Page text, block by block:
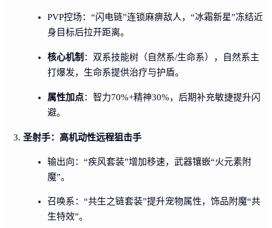
PVP控场：“闪电链”连锁麻痹敌人，“冰霜新星”冻结近
身目标后拉开距离。
核心机制 ：双系技能树（自然系/生命系），自然系主
打爆发，生命系提供治疗与护盾。
属性加点：智力70%+精神30%，后期补充敏捷提升闪
避。
圣射手：高机动性远程狙击手
输出向：“疾风套装”增加移速，武器镶嵌“火元素附
魔”。
召唤系：“共生之链套装”提升宠物属性，饰品附魔“共
生特效”。